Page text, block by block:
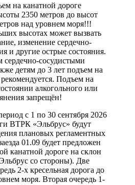
канатной дороге
2350 метров до высот
над уровнем моря!!!
высотах может вызвать
изменение сердечно-
и другие острые состояния.
сосудистыми
детям до 3 лет подъем на
Подъем на
алкогольного или
запрещён!
с 1 по 30 сентября 2026
ВТРК «Эльбрус» будут
плановых регламентных
01.09 будет предложен
канатной дороге на склон
со стороны). Две
2-х кресельная дорога до
моря. Вторая очередь 1-